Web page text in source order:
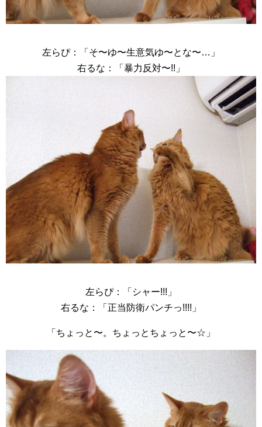
左らぴ：「そ〜ゆ〜生意気ゆ〜とな〜…」
右るな：「暴力反対〜!!」
左らぴ：「シャー!!!」
右るな：「正当防衛パンチっ!!!!」
「ちょっと〜。ちょっとちょっと〜☆」